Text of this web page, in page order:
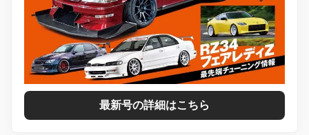
最新号の詳細はこちら